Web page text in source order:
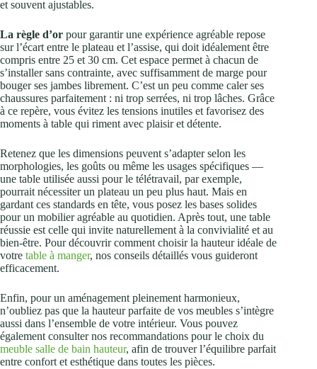
et souvent ajustables.
La règle d’or pour garantir une expérience agréable repose
sur l’écart entre le plateau et l’assise, qui doit idéalement être
compris entre 25 et 30 cm. Cet espace permet à chacun de
s’installer sans contrainte, avec suffisamment de marge pour
bouger ses jambes librement. C’est un peu comme caler ses
chaussures parfaitement : ni trop serrées, ni trop lâches. Grâce
à ce repère, vous évitez les tensions inutiles et favorisez des
moments à table qui riment avec plaisir et détente.
Retenez que les dimensions peuvent s’adapter selon les
morphologies, les goûts ou même les usages spécifiques —
une table utilisée aussi pour le télétravail, par exemple,
pourrait nécessiter un plateau un peu plus haut. Mais en
gardant ces standards en tête, vous posez les bases solides
pour un mobilier agréable au quotidien. Après tout, une table
réussie est celle qui invite naturellement à la convivialité et au
bien-être. Pour découvrir comment choisir la hauteur idéale de
votre table à manger, nos conseils détaillés vous guideront
efficacement.
Enfin, pour un aménagement pleinement harmonieux,
n’oubliez pas que la hauteur parfaite de vos meubles s’intègre
aussi dans l’ensemble de votre intérieur. Vous pouvez
également consulter nos recommandations pour le choix du
meuble salle de bain hauteur, afin de trouver l’équilibre parfait
entre confort et esthétique dans toutes les pièces.